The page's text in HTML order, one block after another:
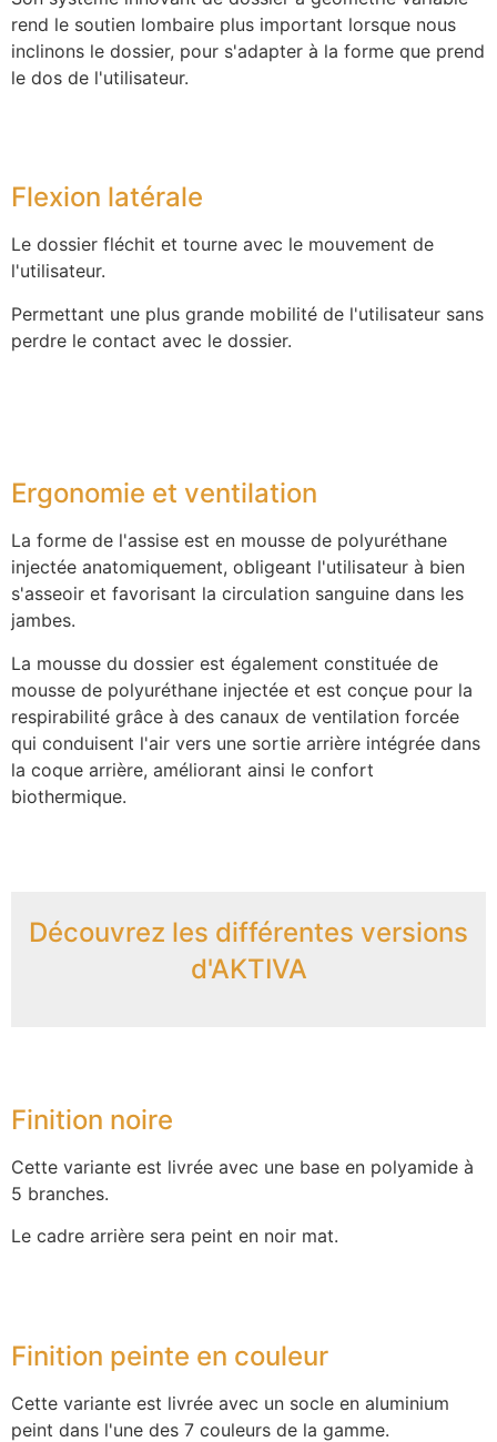
rend le soutien lombaire plus important lorsque nous
inclinons le dossier, pour s'adapter à la forme que prend
le dos de l'utilisateur.
Flexion latérale
Le dossier fléchit et tourne avec le mouvement de
l'utilisateur.
Permettant une plus grande mobilité de l'utilisateur sans
perdre le contact avec le dossier.
Ergonomie et ventilation
La forme de l'assise est en mousse de polyuréthane
injectée anatomiquement, obligeant l'utilisateur à bien
s'asseoir et favorisant la circulation sanguine dans les
jambes.
La mousse du dossier est également constituée de
mousse de polyuréthane injectée et est conçue pour la
respirabilité grâce à des canaux de ventilation forcée
qui conduisent l'air vers une sortie arrière intégrée dans
la coque arrière, améliorant ainsi le confort
biothermique.
Découvrez les différentes versions
d'AKTIVA
Finition noire
Cette variante est livrée avec une base en polyamide à
5 branches.
Le cadre arrière sera peint en noir mat.
Finition peinte en couleur
Cette variante est livrée avec un socle en aluminium
peint dans l'une des 7 couleurs de la gamme.